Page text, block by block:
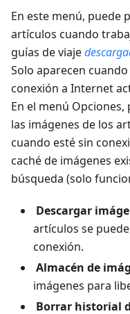
En este menú, puede
artículos cuando
guías de viaje
Solo aparecen
conexión a Internet
En el menú
las imágenes de los
cuando esté sin
caché de imágenes
búsqueda (solo
Descargar
artículos se
conexión.
Almacén de
imágenes para
Borrar historial